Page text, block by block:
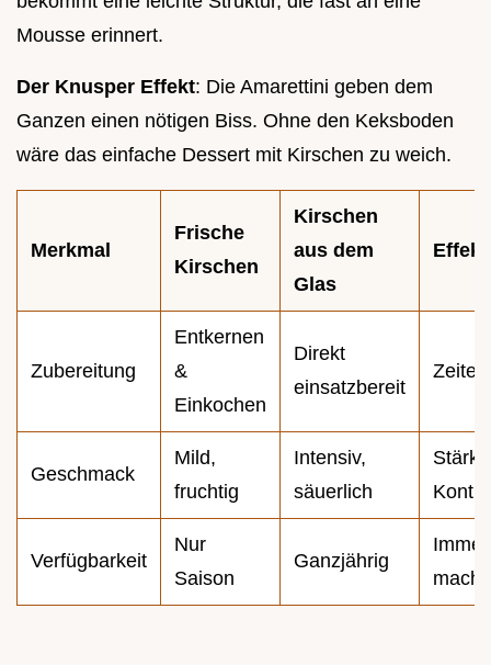
Mousse erinnert.
Der Knusper Effekt: Die Amarettini geben dem
Ganzen einen nötigen Biss. Ohne den Keksboden
wäre das einfache Dessert mit Kirschen zu weich.
Merkmal
Frische
Kirschen
Kirschen
aus dem
Glas
Effekt
Zubereitung
Entkernen
&
Einkochen
Direkt
einsatzbereit
Geschmack
Mild,
fruchtig
Intensiv,
säuerlich
Verfügbarkeit
Nur
Saison
Ganzjährig
Immer